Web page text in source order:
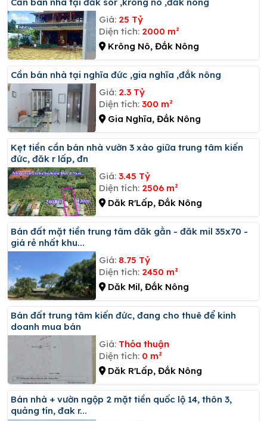
Giá: 25 Tỷ
Diện tích: 2000 m²
Krông Nô, Đắk Nông
Cần bán nhà tại nghĩa đức ,gia nghĩa ,đắk nông
Giá: 2.3 Tỷ
Diện tích: 300 m²
Gia Nghĩa, Đắk Nông
Kẹt tiền cần bán nhà vườn 3 xào giữa trung tâm kiến
đức, đăk r lấp, đn
Giá: 3.45 Tỷ
Diện tích: 2506 m²
Dăk R'Lấp, Đắk Nông
Bán đất mặt tiền trung tâm đăk gằn - đăk mil 35x70 -
giá rẻ nhất khu...
Giá: 8.75 Tỷ
Diện tích: 2450 m²
Dăk Mil, Đắk Nông
Bán đất trung tâm kiến đức, đang cho thuê để kinh
doanh mua bán
Giá: Thỏa thuận
Diện tích: 0 m²
Dăk R'Lấp, Đắk Nông
Bán nhà + vườn ngộp 2 mặt tiền quốc lộ 14, thôn 3,
quảng tín, đak r...